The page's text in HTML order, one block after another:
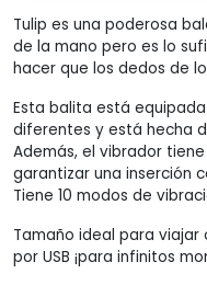
Tulip es una poderosa
de la mano pero es lo
hacer que los dedos de
Esta balita está
diferentes y está hecha
Además, el vibrador
garantizar una inserción
Tiene 10 modos de
Tamaño ideal para
por USB ¡para infinitos